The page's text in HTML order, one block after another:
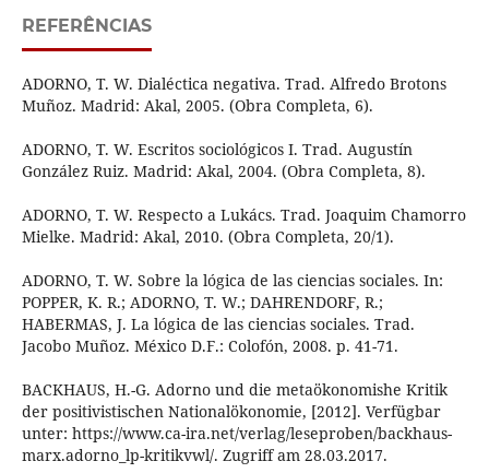
REFERÊNCIAS
ADORNO, T. W. Dialéctica negativa. Trad. Alfredo Brotons
Muñoz. Madrid: Akal, 2005. (Obra Completa, 6).
ADORNO, T. W. Escritos sociológicos I. Trad. Augustín
González Ruiz. Madrid: Akal, 2004. (Obra Completa, 8).
ADORNO, T. W. Respecto a Lukács. Trad. Joaquim Chamorro
Mielke. Madrid: Akal, 2010. (Obra Completa, 20/1).
ADORNO, T. W. Sobre la lógica de las ciencias sociales. In:
POPPER, K. R.; ADORNO, T. W.; DAHRENDORF, R.;
HABERMAS, J. La lógica de las ciencias sociales. Trad.
Jacobo Muñoz. México D.F.: Colofón, 2008. p. 41-71.
BACKHAUS, H.-G. Adorno und die metaökonomishe Kritik
der positivistischen Nationalökonomie, [2012]. Verfügbar
unter: https://www.ca-ira.net/verlag/leseproben/backhaus-
marx.adorno_lp-kritikvwl/. Zugriff am 28.03.2017.